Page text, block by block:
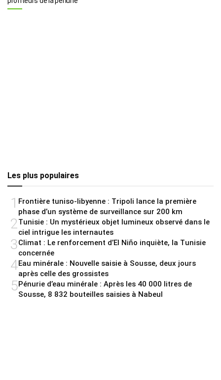
Les plus populaires
1 Frontière tuniso-libyenne : Tripoli lance la première
phase d’un système de surveillance sur 200 km
2Tunisie : Un mystérieux objet lumineux observé dans le
ciel intrigue les internautes
3Climat : Le renforcement d’El Niño inquiète, la Tunisie
concernée
4Eau minérale : Nouvelle saisie à Sousse, deux jours
après celle des grossistes
5Pénurie d’eau minérale : Après les 40 000 litres de
Sousse, 8 832 bouteilles saisies à Nabeul